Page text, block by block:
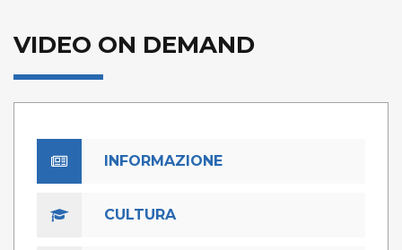
VIDEO ON DEMAND
INFORMAZIONE
CULTURA